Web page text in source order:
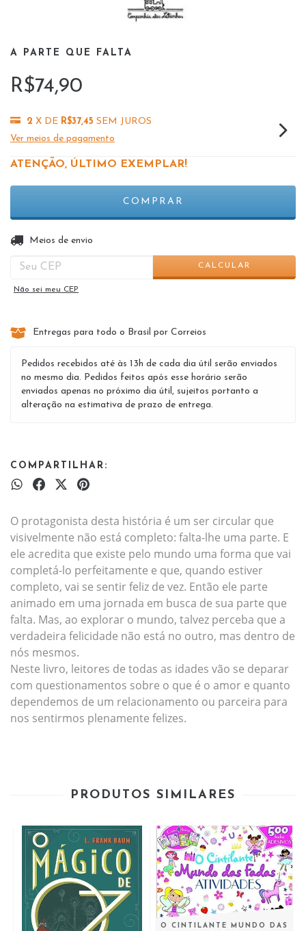
A PARTE QUE FALTA
R$74,90
2 X DE R$37,45 SEM JUROS
Ver meios de pagamento
ATENÇÃO, ÚLTIMO EXEMPLAR!
Entregas para o CEP:
Meios de envio
CALCULAR
Não sei meu CEP
Entregas para todo o Brasil por Correios
Pedidos recebidos até às 13h de cada dia útil serão enviados
no mesmo dia. Pedidos feitos após esse horário serão
enviados apenas no próximo dia útil, sujeitos portanto a
alteração na estimativa de prazo de entrega.
COMPARTILHAR:
O protagonista desta história é um ser circular que
visivelmente não está completo: falta-lhe uma parte. E
ele acredita que existe pelo mundo uma forma que vai
completá-lo perfeitamente e que, quando estiver
completo, vai se sentir feliz de vez. Então ele parte
animado em uma jornada em busca de sua parte que
falta. Mas, ao explorar o mundo, talvez perceba que a
verdadeira felicidade não está no outro, mas dentro de
nós mesmos.
Neste livro, leitores de todas as idades vão se deparar
com questionamentos sobre o que é o amor e quanto
dependemos de um relacionamento ou parceira para
nos sentirmos plenamente felizes.
PRODUTOS SIMILARES
O CINTILANTE MUNDO DAS